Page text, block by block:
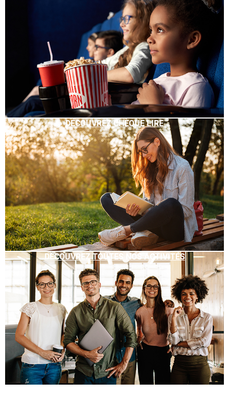
DÉCOUVREZ CHÈQUE LIRE
DÉCOUVREZ TOUTES NOS ACTIVITÉS